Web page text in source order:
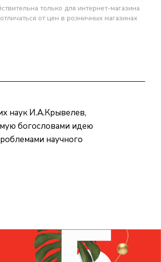
только для интернет-магазина
от цен в розничных магазинах
наук И.А.Крывелев,
богословами идею
научного